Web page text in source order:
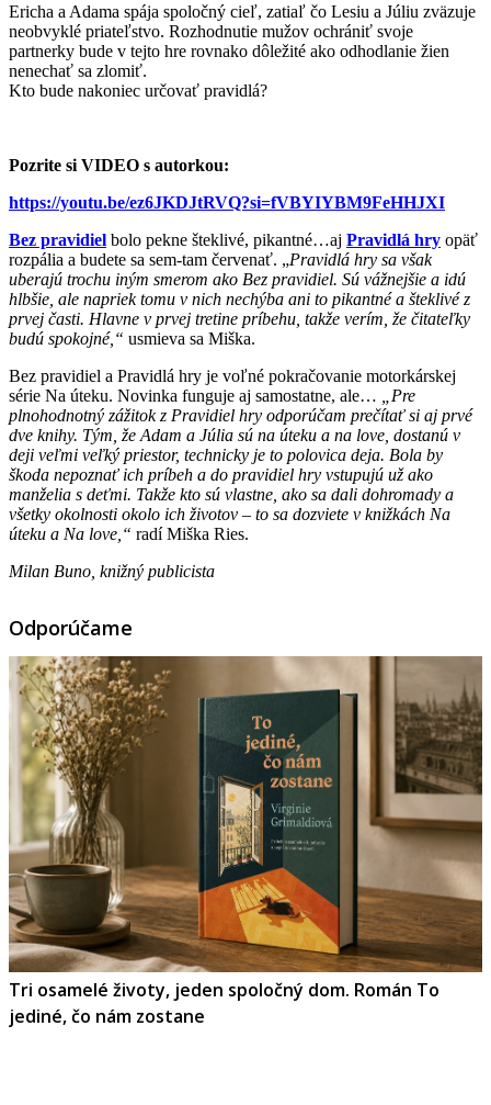
Ericha a Adama spája spoločný cieľ, zatiaľ čo Lesiu a Júliu zväzuje
neobvyklé priateľstvo. Rozhodnutie mužov ochrániť svoje
partnerky bude v tejto hre rovnako dôležité ako odhodlanie žien
nenechať sa zlomiť.
Kto bude nakoniec určovať pravidlá?
Pozrite si VIDEO s autorkou:
https://youtu.be/ez6JKDJtRVQ?si=fVBYIYBM9FeHHJXI
Bez pravidiel bolo pekne šteklivé, pikantné…aj Pravidlá hry opäť
rozpália a budete sa sem-tam červenať. „Pravidlá hry sa však
uberajú trochu iným smerom ako Bez pravidiel. Sú vážnejšie a idú
hlbšie, ale napriek tomu v nich nechýba ani to pikantné a šteklivé z
prvej časti. Hlavne v prvej tretine príbehu, takže verím, že čitateľky
budú spokojné,“ usmieva sa Miška.
Bez pravidiel a Pravidlá hry je voľné pokračovanie motorkárskej
série Na úteku. Novinka funguje aj samostatne, ale…
„Pre
plnohodnotný zážitok z Pravidiel hry odporúčam prečítať si aj prvé
dve knihy. Tým, že Adam a Júlia sú na úteku a na love, dostanú v
deji veľmi veľký priestor, technicky je to polovica deja. Bola by
škoda nepoznať ich príbeh a do pravidiel hry vstupujú už ako
manželia s deťmi. Takže kto sú vlastne, ako sa dali dohromady a
všetky okolnosti okolo ich životov – to sa dozviete v knižkách Na
úteku a Na love,“ radí Miška Ries.
Milan Buno, knižný publicista
Odporúčame
Tri osamelé životy, jeden spoločný dom. Román To
jediné, čo nám zostane